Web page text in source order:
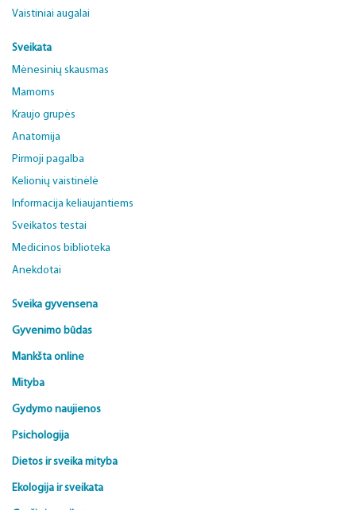
Vaistiniai augalai
Sveikata
Mėnesinių skausmas
Mamoms
Kraujo grupės
Anatomija
Pirmoji pagalba
Kelionių vaistinėlė
Informacija keliaujantiems
Sveikatos testai
Medicinos biblioteka
Anekdotai
Sveika gyvensena
Gyvenimo būdas
Mankšta online
Mityba
Gydymo naujienos
Psichologija
Dietos ir sveika mityba
Ekologija ir sveikata